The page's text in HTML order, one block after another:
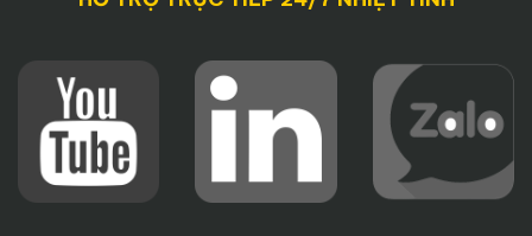
Đặc biệt
Công ty Lê Phong
luôn coi trọng “San sẻ
trách nhiệm xã hội là đạo đức trong hoạt động kinh
doanh”. Với sự hỗ trợ kịp thời từ Công ty, nhiều mảnh
đời, nhiều ước mơ gian dở đang được vun đắp. Bên